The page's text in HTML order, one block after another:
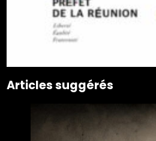
Articles suggérés